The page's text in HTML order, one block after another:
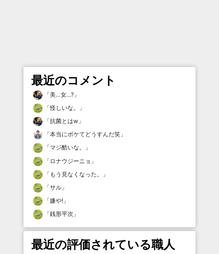
最近のコメント
「美…女…? 」
「怪しいな。
」
「抗菌とはw 」
「本当にボケてどうすんだ笑 」
「マジ酷いな。
」
「 ロナウジーニョ 」
「 もう見なくなった。
」
「サル 」
「嫌や! 」
「銭形平次 」
最近の評価されている職人